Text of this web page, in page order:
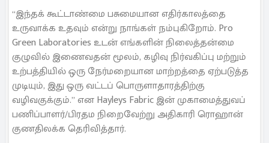
“இந்தக் கூட்டாண்மை பசுமையான எதிர்காலத்தை
உருவாக்க உதவும் என்று நாங்கள் நம்புகிறோம். Pro
Green Laboratories உடன் எங்களின் நிலைத்தன்மை
குழுவில் இணைவதன் மூலம், கழிவு நிர்வகிப்பு மற்றும்
உற்பத்தியில் ஒரு நேர்மறையான மாற்றத்தை ஏற்படுத்த
முடியும், இது ஒரு வட்டப் பொருளாதாரத்திற்கு
வழிவகுக்கும்.” என Hayleys Fabric இன் முகாமைத்துவப்
பணிப்பாளர்/பிரதம நிறைவேற்று அதிகாரி ரொஹான்
குணதிலக்க தெரிவித்தார்.